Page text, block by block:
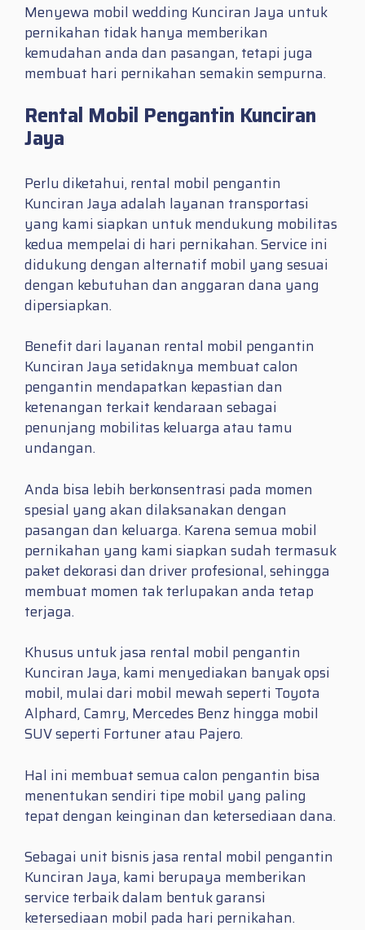
Menyewa mobil wedding Kunciran Jaya untuk
pernikahan tidak hanya memberikan
kemudahan anda dan pasangan, tetapi juga
membuat hari pernikahan semakin sempurna.
Rental Mobil Pengantin Kunciran
Jaya
Perlu diketahui, rental mobil pengantin
Kunciran Jaya adalah layanan transportasi
yang kami siapkan untuk mendukung mobilitas
kedua mempelai di hari pernikahan. Service ini
didukung dengan alternatif mobil yang sesuai
dengan kebutuhan dan anggaran dana yang
dipersiapkan.
Benefit dari layanan rental mobil pengantin
Kunciran Jaya setidaknya membuat calon
pengantin mendapatkan kepastian dan
ketenangan terkait kendaraan sebagai
penunjang mobilitas keluarga atau tamu
undangan.
Anda bisa lebih berkonsentrasi pada momen
spesial yang akan dilaksanakan dengan
pasangan dan keluarga. Karena semua mobil
pernikahan yang kami siapkan sudah termasuk
paket dekorasi dan driver profesional, sehingga
membuat momen tak terlupakan anda tetap
terjaga.
Khusus untuk jasa rental mobil pengantin
Kunciran Jaya, kami menyediakan banyak opsi
mobil, mulai dari mobil mewah seperti Toyota
Alphard, Camry, Mercedes Benz hingga mobil
SUV seperti Fortuner atau Pajero.
Hal ini membuat semua calon pengantin bisa
menentukan sendiri tipe mobil yang paling
tepat dengan keinginan dan ketersediaan dana.
Sebagai unit bisnis jasa rental mobil pengantin
Kunciran Jaya, kami berupaya memberikan
service terbaik dalam bentuk garansi
ketersediaan mobil pada hari pernikahan.